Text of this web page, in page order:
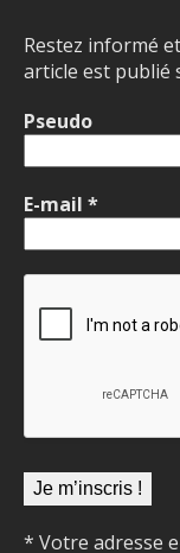
Restez informé
article est publié
Pseudo
E-mail *
* Votre adresse